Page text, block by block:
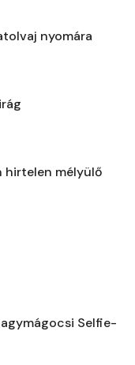
nyomára
hirtelen mélyülő
Selfie-